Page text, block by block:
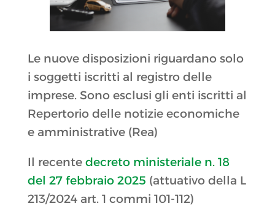
Le nuove disposizioni riguardano solo
i soggetti iscritti al registro delle
imprese. Sono esclusi gli enti iscritti al
Repertorio delle notizie economiche
e amministrative (Rea)
Il recente decreto ministeriale n. 18
del 27 febbraio 2025 (attuativo della L
213/2024 art. 1 commi 101-112)